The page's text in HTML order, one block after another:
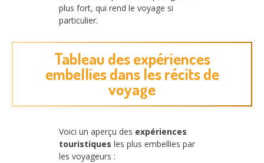
plus fort, qui rend le voyage si
particulier.
Tableau des expériences
embellies dans les récits de
voyage
Voici un aperçu des expériences
touristiques les plus embellies par
les voyageurs :